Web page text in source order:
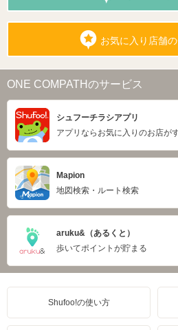
お気に入り店舗
ONE COMPATHのサービス
シュフーチラシアプリ
アプリならお気に入りのお店が
Mapion
地図検索・ルート検索
aruku&（あるくと）
歩いてポイントが貯まる
Shufoo!の使い方